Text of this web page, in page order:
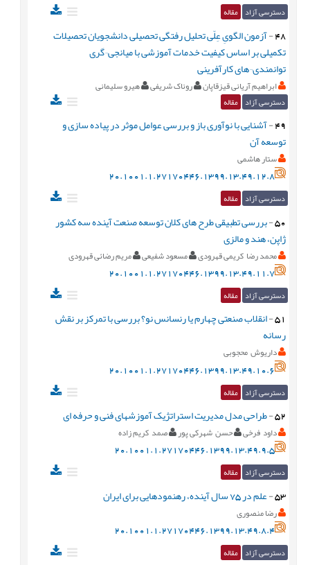
دسترسی آزاد مقاله
48
-آزمون الگویِ عِلّی تحلیل رفتگی تحصیلی دانشجویان تحصیلات
تکمیلی بر اساس کیفیت خدمات آموزشی با میانجی¬گری
توانمندی¬های کارآفرینی
ابراهیم آریانی قیزقاپان روناک شریفی هیرو سلیمانی
دسترسی آزاد مقاله
49
-آشنایی با نوآوری باز و بررسی عوامل موثر در پیاده سازی و
توسعه آن
ستار هاشمی
20.1001.1.27170446.1399.13.49.12.8
دسترسی آزاد مقاله
50
-بررسی تطبیقی طرح های کلان توسعه صنعت آینده سه کشور
ژاپن، هند و مالزی
محمد رضا کریمی قهرودی مسعود شفیعی مریم رضائی قهرودی
20.1001.1.27170446.1399.13.49.11.7
دسترسی آزاد مقاله
51
-انقلاب صنعتی چهارم یا رنسانس نو؟ بررسی با تمرکز بر نقش
رسانه
داریوش محجوبی
20.1001.1.27170446.1399.13.49.10.6
دسترسی آزاد مقاله
52
-طراحی مدل‎ مدیریت استراتژیک آموزشهای فنی و حرفه ای
داود فرخی حسن شهرکی پور صمد کریم زاده
20.1001.1.27170446.1399.13.49.9.5
دسترسی آزاد مقاله
53
-علم در 75 سال آینده، رهنمودهایی برای ایران
رضا منصوری
20.1001.1.27170446.1399.13.49.8.4
دسترسی آزاد مقاله